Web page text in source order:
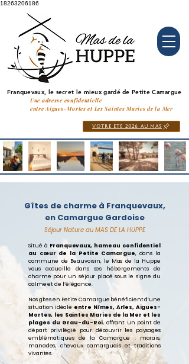
18263206186
Une adresse confidentielle
entre Aigues-Mortes et Les Saintes Maries de la Mer
Franquevaux, le secret le mieux gardé de Petite Camargue
Franquevaux, le secret le mieux gardé de Petite Camargue
Votre ÉTÉ 2026 au MAS
Gîtes de charme à Franquevaux,
en Camargue Gardoise
Séjour Nature au MAS DE LA HUPPE
Situé à Franquevaux, hameau confidentiel
au cœur de la Petite Camargue, dans la
commune de Beauvoisin, le Mas de la Huppe
vous accueille dans ses hébergements de
charme pour un séjour placé sous le signe du
calme et de l’élégance.
Nos gîtes en Petite Camargue bénéficient d’une
situation idéaleentre Nîmes, Arles, Aigues-
Mortes, les Saintes Maries de la Mer et les
plages du Grau-du-Roi, offrant un point de
départ privilégié pour découvrir les paysages
emblématiques de la Camargue : marais,
manades, chevaux camarguais et traditions
vivantes.